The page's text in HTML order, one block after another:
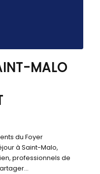
MALO
du Foyer
à Saint-Malo,
professionnels de